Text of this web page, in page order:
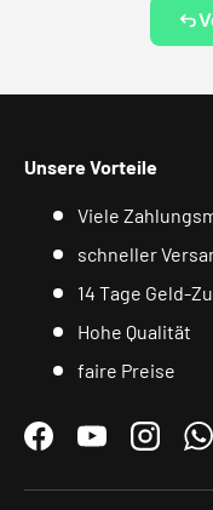
Unsere Vorteile
Viele
schneller
14 Tage Geld-
Hohe Qualität
faire Preise
FacebookYouTube